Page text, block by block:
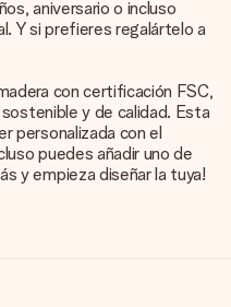
aniversario o incluso
Y si prefieres regalártelo a
con certificación FSC,
y de calidad. Esta
personalizada con el
puedes añadir uno de
y empieza diseñar la tuya!